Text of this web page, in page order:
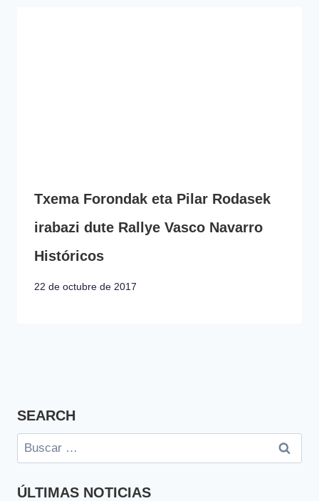
Txema Forondak eta Pilar Rodasek
irabazi dute Rallye Vasco Navarro
Históricos
22 de octubre de 2017
SEARCH
Buscar:
ÚLTIMAS NOTICIAS